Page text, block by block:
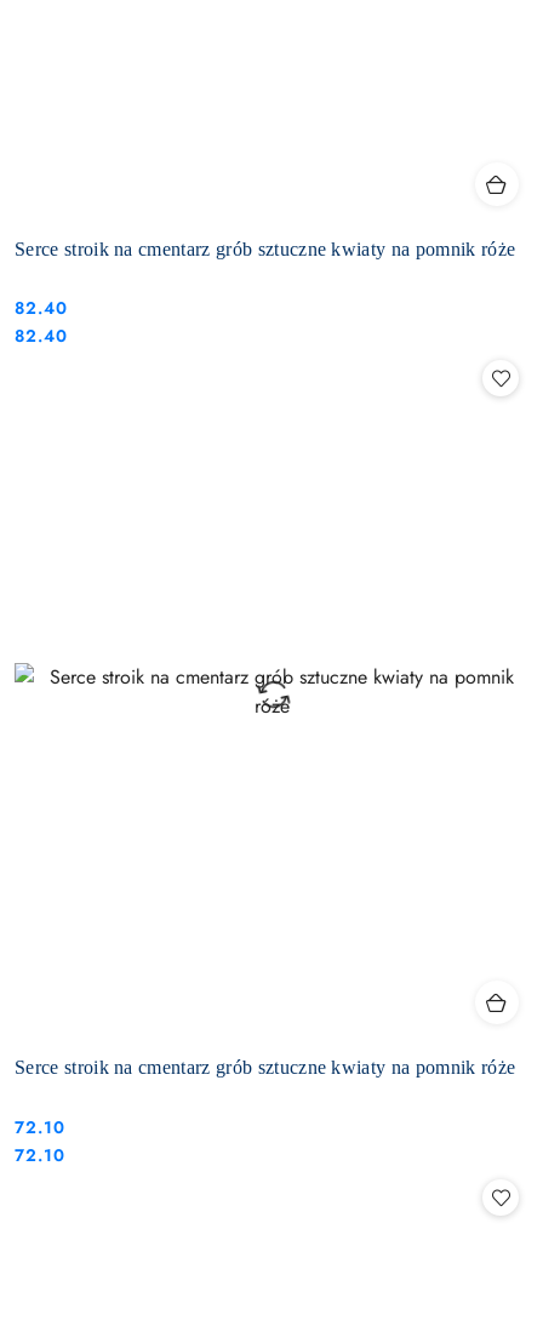
Serce stroik na cmentarz grób sztuczne kwiaty na pomnik róże
Cena:
82.40
Cena:
82.40
Serce stroik na cmentarz grób sztuczne kwiaty na pomnik róże
Cena:
72.10
Cena:
72.10